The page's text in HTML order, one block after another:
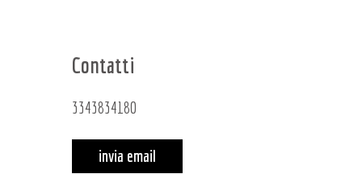
Contatti
3343834180
invia email